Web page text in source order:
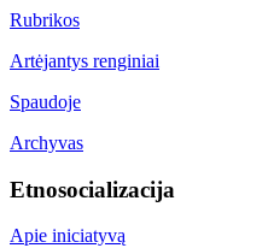
Rubrikos
Artėjantys renginiai
Spaudoje
Archyvas
Etnosocializacija
Apie iniciatyvą